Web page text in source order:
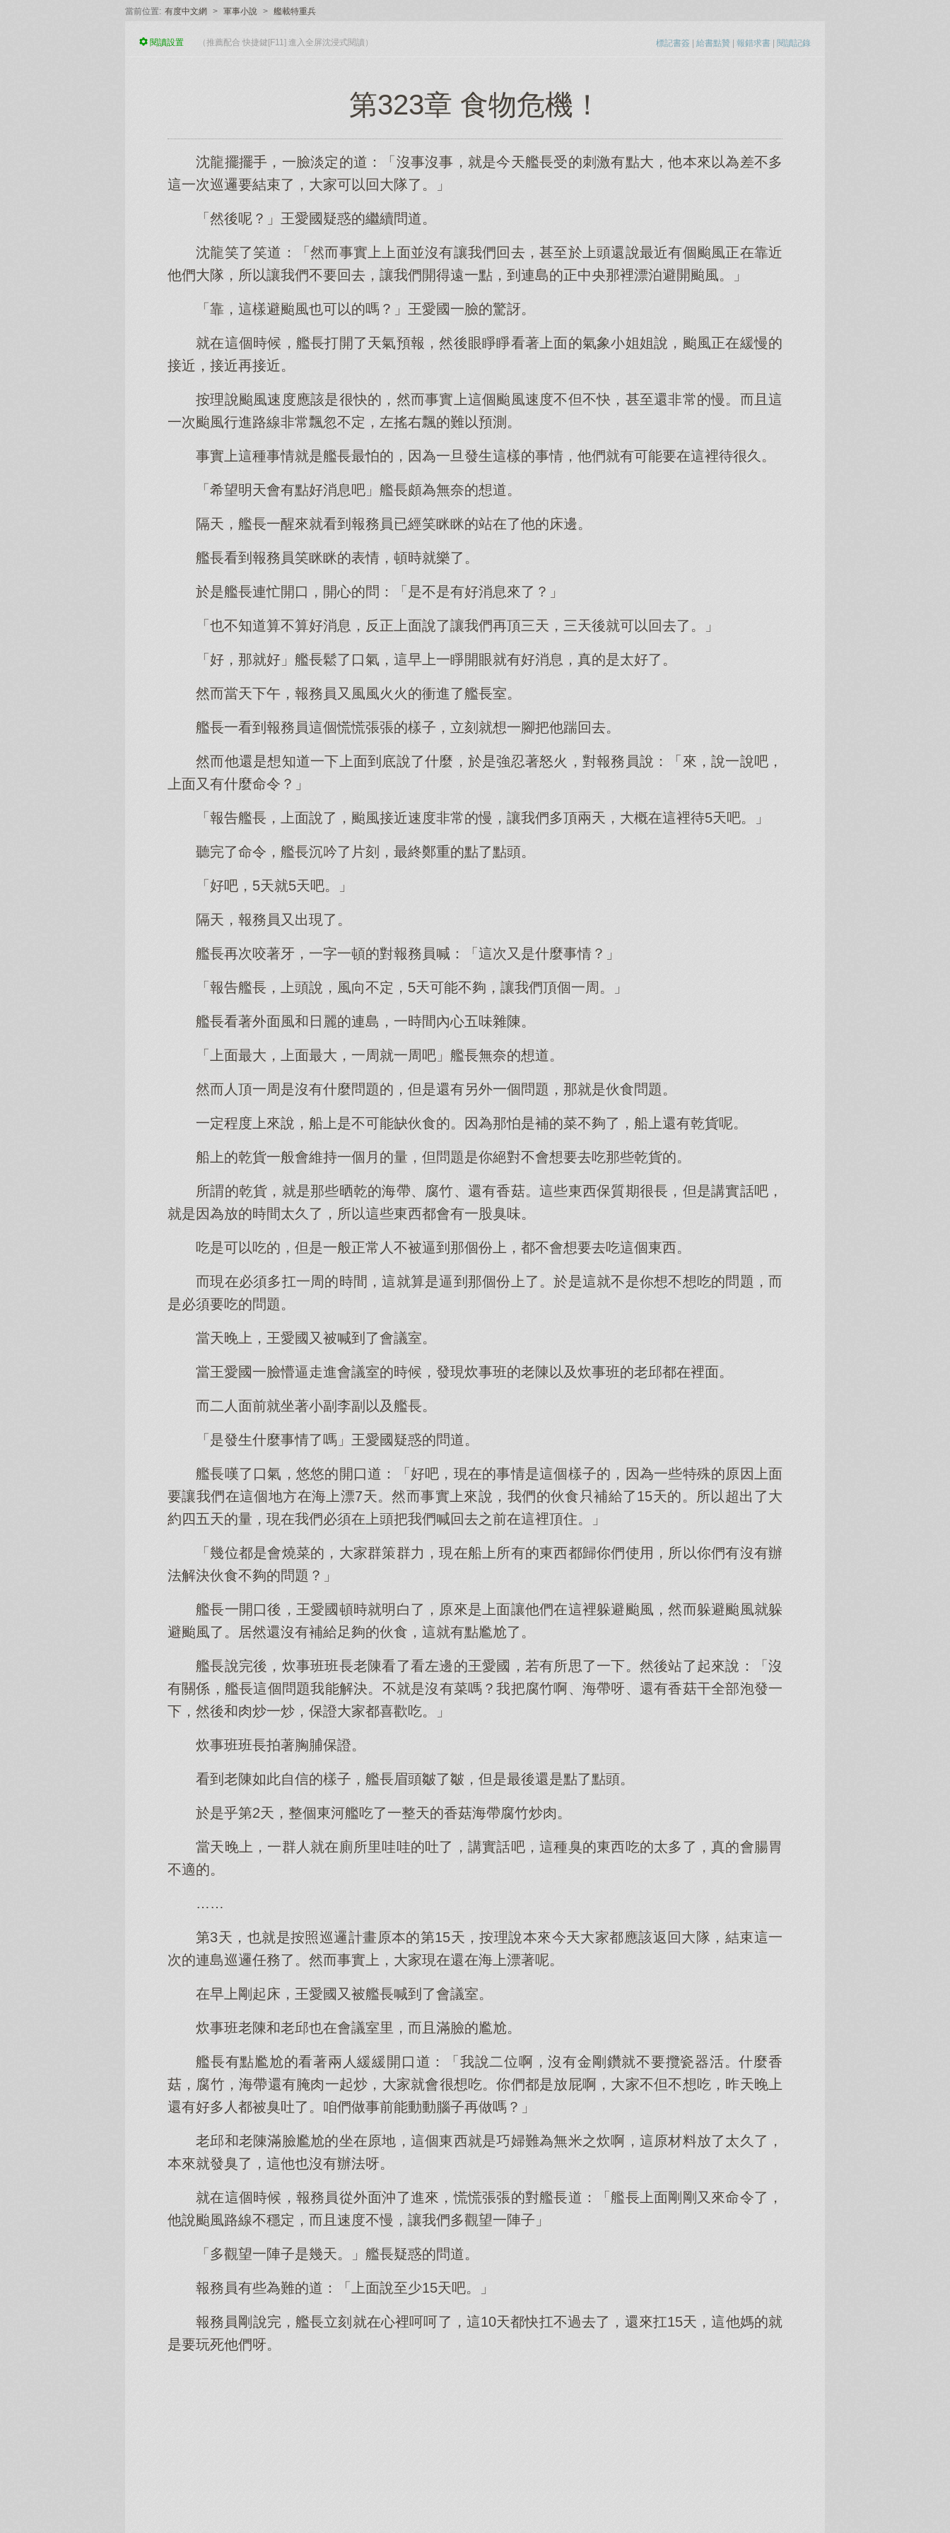
當前位置: 有度中文網 > 軍事小說 > 艦載特重兵
標記書簽 | 給書點贊 | 報錯求書 | 閱讀記錄
閱讀設置 （推薦配合 快捷鍵[F11] 進入全屏沈浸式閱讀）
第323章 食物危機！
沈龍擺擺手，一臉淡定的道：「沒事沒事，就是今天艦長受的刺激有點大，他本來以為差不多
這一次巡邏要結束了，大家可以回大隊了。」
「然後呢？」王愛國疑惑的繼續問道。
沈龍笑了笑道：「然而事實上上面並沒有讓我們回去，甚至於上頭還說最近有個颱風正在靠近
他們大隊，所以讓我們不要回去，讓我們開得遠一點，到連島的正中央那裡漂泊避開颱風。」
「靠，這樣避颱風也可以的嗎？」王愛國一臉的驚訝。
就在這個時候，艦長打開了天氣預報，然後眼睜睜看著上面的氣象小姐姐說，颱風正在緩慢的
接近，接近再接近。
按理說颱風速度應該是很快的，然而事實上這個颱風速度不但不快，甚至還非常的慢。而且這
一次颱風行進路線非常飄忽不定，左搖右飄的難以預測。
事實上這種事情就是艦長最怕的，因為一旦發生這樣的事情，他們就有可能要在這裡待很久。
「希望明天會有點好消息吧」艦長頗為無奈的想道。
隔天，艦長一醒來就看到報務員已經笑眯眯的站在了他的床邊。
艦長看到報務員笑眯眯的表情，頓時就樂了。
於是艦長連忙開口，開心的問：「是不是有好消息來了？」
「也不知道算不算好消息，反正上面說了讓我們再頂三天，三天後就可以回去了。」
「好，那就好」艦長鬆了口氣，這早上一睜開眼就有好消息，真的是太好了。
然而當天下午，報務員又風風火火的衝進了艦長室。
艦長一看到報務員這個慌慌張張的樣子，立刻就想一腳把他踹回去。
然而他還是想知道一下上面到底說了什麼，於是強忍著怒火，對報務員說：「來，說一說吧，
上面又有什麼命令？」
「報告艦長，上面說了，颱風接近速度非常的慢，讓我們多頂兩天，大概在這裡待5天吧。」
聽完了命令，艦長沉吟了片刻，最終鄭重的點了點頭。
「好吧，5天就5天吧。」
隔天，報務員又出現了。
艦長再次咬著牙，一字一頓的對報務員喊：「這次又是什麼事情？」
「報告艦長，上頭說，風向不定，5天可能不夠，讓我們頂個一周。」
艦長看著外面風和日麗的連島，一時間內心五味雜陳。
「上面最大，上面最大，一周就一周吧」艦長無奈的想道。
然而人頂一周是沒有什麼問題的，但是還有另外一個問題，那就是伙食問題。
一定程度上來說，船上是不可能缺伙食的。因為那怕是補的菜不夠了，船上還有乾貨呢。
船上的乾貨一般會維持一個月的量，但問題是你絕對不會想要去吃那些乾貨的。
所謂的乾貨，就是那些晒乾的海帶、腐竹、還有香菇。這些東西保質期很長，但是講實話吧，
就是因為放的時間太久了，所以這些東西都會有一股臭味。
吃是可以吃的，但是一般正常人不被逼到那個份上，都不會想要去吃這個東西。
而現在必須多扛一周的時間，這就算是逼到那個份上了。於是這就不是你想不想吃的問題，而
是必須要吃的問題。
當天晚上，王愛國又被喊到了會議室。
當王愛國一臉懵逼走進會議室的時候，發現炊事班的老陳以及炊事班的老邱都在裡面。
而二人面前就坐著小副李副以及艦長。
「是發生什麼事情了嗎」王愛國疑惑的問道。
艦長嘆了口氣，悠悠的開口道：「好吧，現在的事情是這個樣子的，因為一些特殊的原因上面
要讓我們在這個地方在海上漂7天。然而事實上來說，我們的伙食只補給了15天的。所以超出了大
約四五天的量，現在我們必須在上頭把我們喊回去之前在這裡頂住。」
「幾位都是會燒菜的，大家群策群力，現在船上所有的東西都歸你們使用，所以你們有沒有辦
法解決伙食不夠的問題？」
艦長一開口後，王愛國頓時就明白了，原來是上面讓他們在這裡躲避颱風，然而躲避颱風就躲
避颱風了。居然還沒有補給足夠的伙食，這就有點尷尬了。
艦長說完後，炊事班班長老陳看了看左邊的王愛國，若有所思了一下。然後站了起來說：「沒
有關係，艦長這個問題我能解決。不就是沒有菜嗎？我把腐竹啊、海帶呀、還有香菇干全部泡發一
下，然後和肉炒一炒，保證大家都喜歡吃。」
炊事班班長拍著胸脯保證。
看到老陳如此自信的樣子，艦長眉頭皺了皺，但是最後還是點了點頭。
於是乎第2天，整個東河艦吃了一整天的香菇海帶腐竹炒肉。
當天晚上，一群人就在廁所里哇哇的吐了，講實話吧，這種臭的東西吃的太多了，真的會腸胃
不適的。
……
第3天，也就是按照巡邏計畫原本的第15天，按理說本來今天大家都應該返回大隊，結束這一
次的連島巡邏任務了。然而事實上，大家現在還在海上漂著呢。
在早上剛起床，王愛國又被艦長喊到了會議室。
炊事班老陳和老邱也在會議室里，而且滿臉的尷尬。
艦長有點尷尬的看著兩人緩緩開口道：「我說二位啊，沒有金剛鑽就不要攬瓷器活。什麼香
菇，腐竹，海帶還有腌肉一起炒，大家就會很想吃。你們都是放屁啊，大家不但不想吃，昨天晚上
還有好多人都被臭吐了。咱們做事前能動動腦子再做嗎？」
老邱和老陳滿臉尷尬的坐在原地，這個東西就是巧婦難為無米之炊啊，這原材料放了太久了，
本來就發臭了，這他也沒有辦法呀。
就在這個時候，報務員從外面沖了進來，慌慌張張的對艦長道：「艦長上面剛剛又來命令了，
他說颱風路線不穩定，而且速度不慢，讓我們多觀望一陣子」
「多觀望一陣子是幾天。」艦長疑惑的問道。
報務員有些為難的道：「上面說至少15天吧。」
報務員剛說完，艦長立刻就在心裡呵呵了，這10天都快扛不過去了，還來扛15天，這他媽的就
是要玩死他們呀。